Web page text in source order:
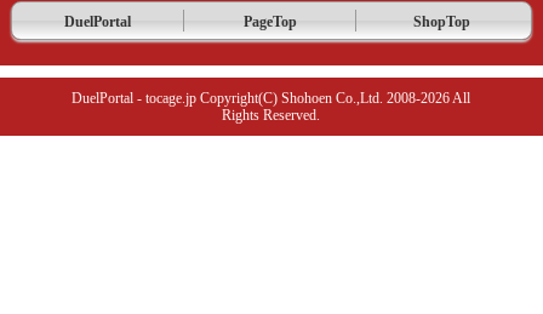
DuelPortal PageTop ShopTop
DuelPortal - tocage.jp Copyright(C) Shohoen Co.,Ltd. 2008-2026 All
Rights Reserved.